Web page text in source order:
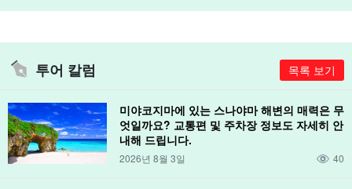
투어 칼럼 목록 보기
미야코지마에 있는 스나야마 해변의 매력은 무
엇일까요? 교통편 및 주차장 정보도 자세히 안
내해 드립니다.
2026년 8월 3일 40